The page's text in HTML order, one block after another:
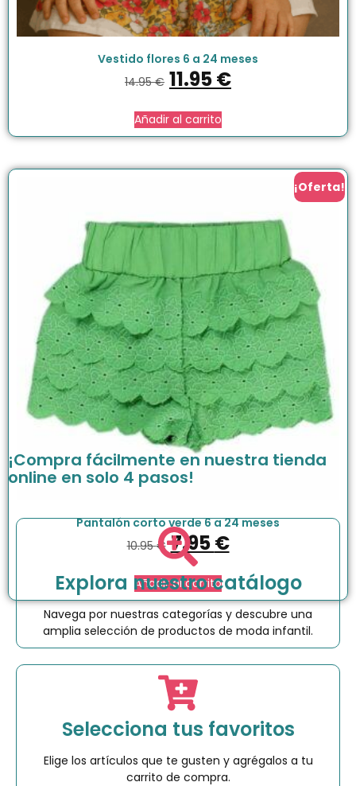
Vestido flores 6 a 24 meses
14.95€ 11.95€
Añadir al carrito
¡Oferta!
Pantalón corto verde 6 a 24 meses
10.95€ 7.95€
Añadir al carrito
¡Compra fácilmente en nuestra tienda
online en solo 4 pasos!
Explora nuestro catálogo
Navega por nuestras categorías y descubre una
amplia selección de productos de moda infantil.
Selecciona tus favoritos
Elige los artículos que te gusten y agrégalos a tu
carrito de compra.